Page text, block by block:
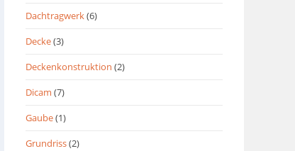
Dachtragwerk(6)
Decke(3)
Deckenkonstruktion (2)
Dicam (7)
Gaube(1)
Grundriss(2)